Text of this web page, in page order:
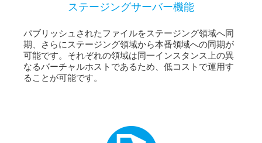
ステージングサーバー機能
パブリッシュされたファイルをステージング領域へ同
期、さらにステージング領域から本番領域への同期が
可能です。それぞれの領域は同一インスタンス上の異
なるバーチャルホストであるため、低コストで運用す
ることが可能です。